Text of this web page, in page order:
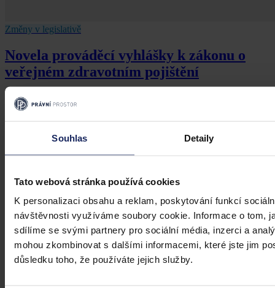
Souhlas Detaily
Tato webová stránka používá cookies
K personalizaci obsahu a reklam, poskytování funkcí
návštěvnosti využíváme soubory cookie. Informace o tom,
sdílíme se svými partnery pro sociální média, inzerci a
mohou zkombinovat s dalšími informacemi, které jste jim
důsledku toho, že používáte jejich služby.
Změny v legislativě
Novela prováděcí vyhlášky k zákonu o
veřejném zdravotním pojištění
Dne 1. 7. 2026 své účinnosti nabyla vyhláška, kterou se mění
vyhláška č. 376/2011 Sb., kterou se provádějí některá ustanovení
publikována pod č. 119/2026 Sb.
Mgr. Martin Glogar • 30. července 2026, 07:27